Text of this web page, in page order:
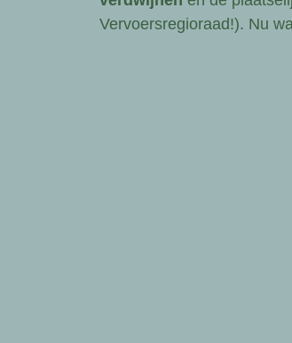
Vervoersregioraad!). Nu